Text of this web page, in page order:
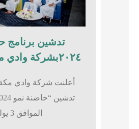
تدشين برنامج
٢٠٢٤بشركة وادي مكة للاستثمار
أعلنت شركة وادي
الموافق 3 يوليو…